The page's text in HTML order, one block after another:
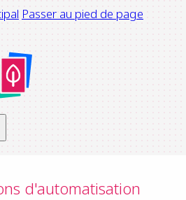
Passer au pied de page
d'automatisation